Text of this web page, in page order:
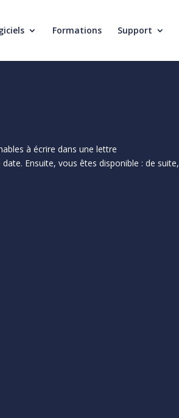
Formations Support
à écrire dans une lettre
Ensuite, vous êtes disponible : de suite,